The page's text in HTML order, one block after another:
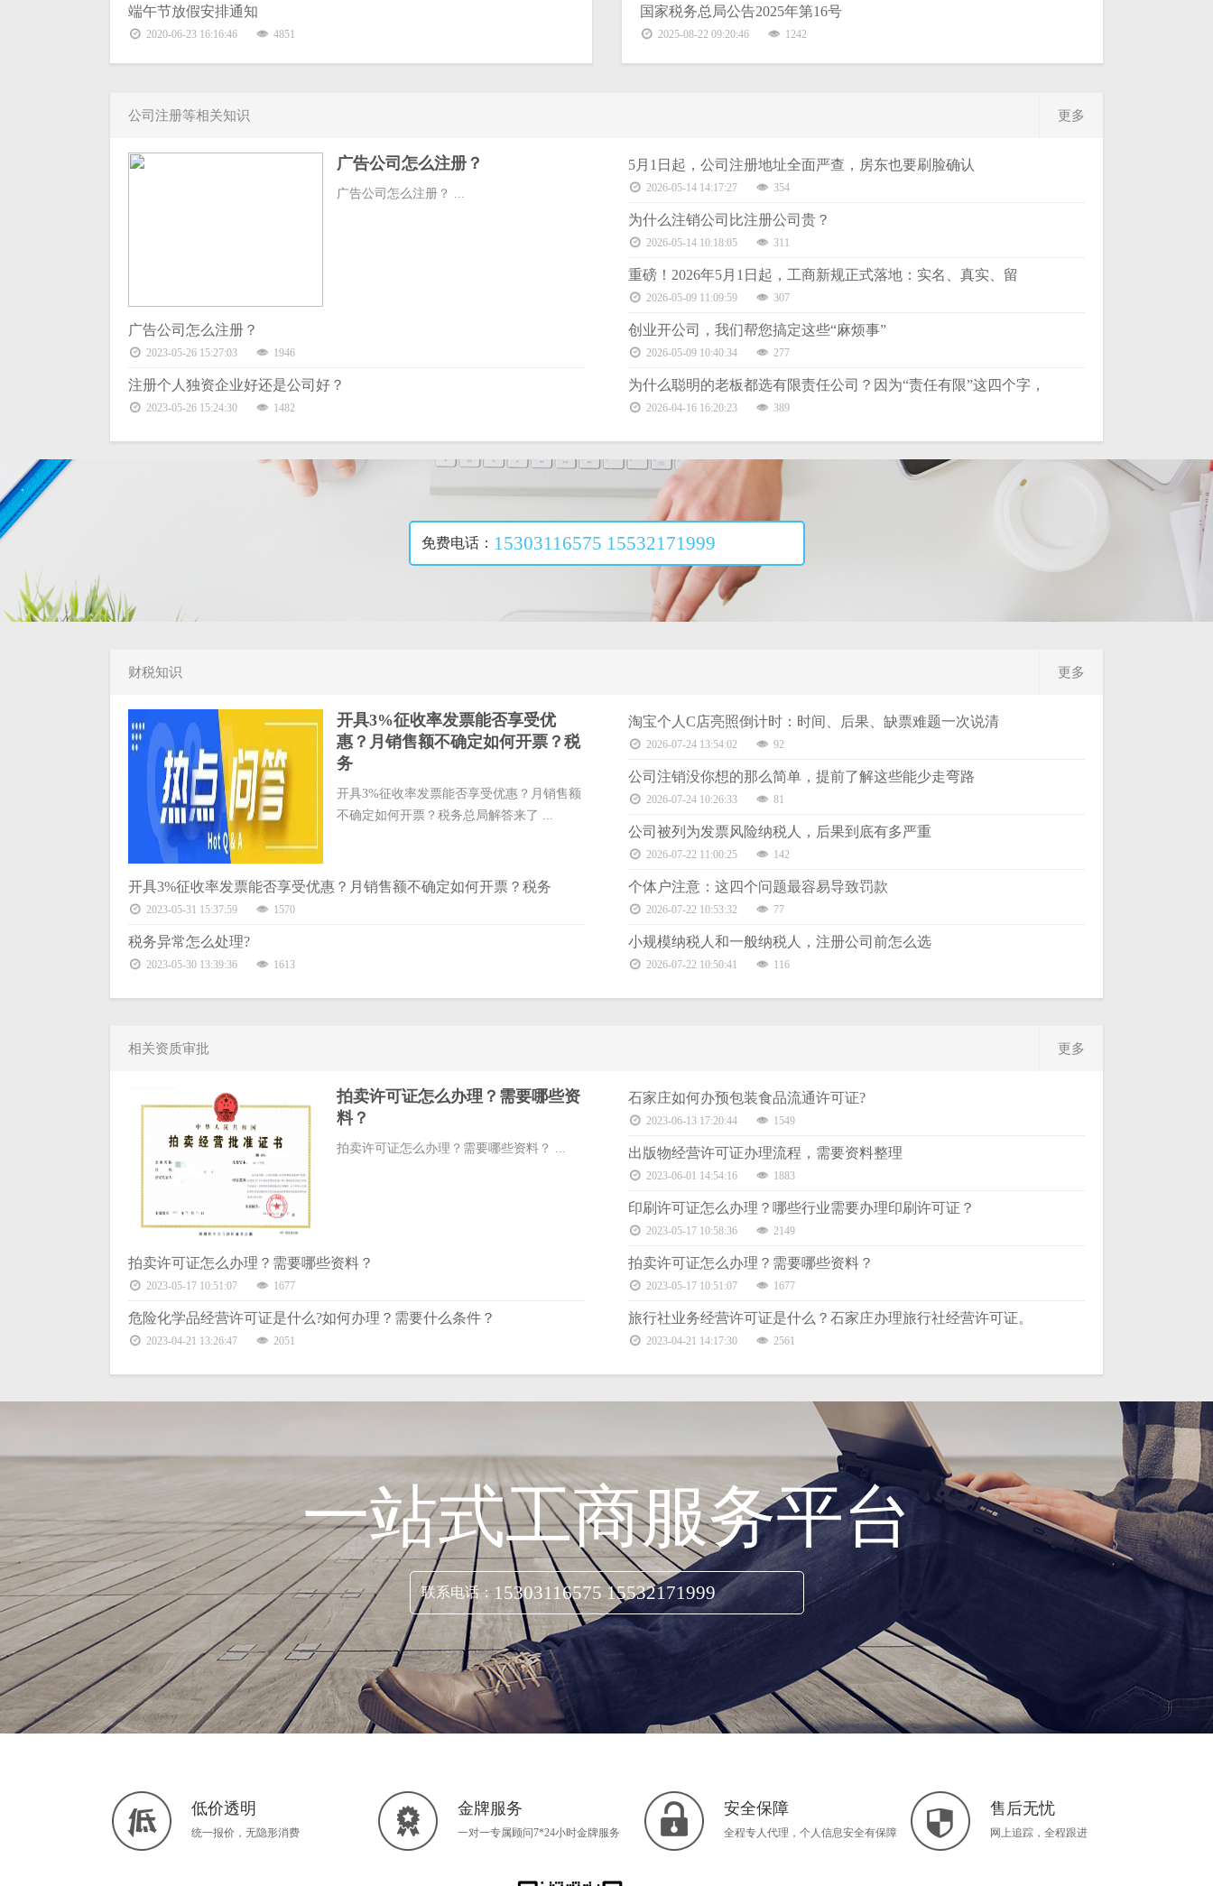
端午节放假安排通知
2020-06-23 16:16:46 4851
国家税务总局公告2025年第16号
2025-08-22 09:20:46 1242
公司注册等相关知识 更多
广告公司怎么注册？
广告公司怎么注册？ ...
广告公司怎么注册？
2023-05-26 15:27:03 1946
注册个人独资企业好还是公司好？
2023-05-26 15:24:30 1482
5月1日起，公司注册地址全面严查，房东也要刷脸确认
2026-05-14 14:17:27 354
为什么注销公司比注册公司贵？
2026-05-14 10:18:05 311
重磅！2026年5月1日起，工商新规正式落地：实名、真实、留
2026-05-09 11:09:59 307
创业开公司，我们帮您搞定这些“麻烦事”
2026-05-09 10:40:34 277
为什么聪明的老板都选有限责任公司？因为“责任有限”这四个字，
2026-04-16 16:20:23 389
免费电话： 15303116575 15532171999
立即咨询
财税知识 更多
开具3%征收率发票能否享受优
惠？月销售额不确定如何开票？税
务
开具3%征收率发票能否享受优惠？月销售额
不确定如何开票？税务总局解答来了 ...
开具3%征收率发票能否享受优惠？月销售额不确定如何开票？税务
2023-05-31 15:37:59 1570
税务异常怎么处理?
2023-05-30 13:39:36 1613
淘宝个人C店亮照倒计时：时间、后果、缺票难题一次说清
2026-07-24 13:54:02 92
公司注销没你想的那么简单，提前了解这些能少走弯路
2026-07-24 10:26:33 81
公司被列为发票风险纳税人，后果到底有多严重
2026-07-22 11:00:25 142
个体户注意：这四个问题最容易导致罚款
2026-07-22 10:53:32 77
小规模纳税人和一般纳税人，注册公司前怎么选
2026-07-22 10:50:41 116
相关资质审批 更多
拍卖许可证怎么办理？需要哪些资
料？
拍卖许可证怎么办理？需要哪些资料？ ...
拍卖许可证怎么办理？需要哪些资料？
2023-05-17 10:51:07 1677
危险化学品经营许可证是什么?如何办理？需要什么条件？
2023-04-21 13:26:47 2051
石家庄如何办预包装食品流通许可证?
2023-06-13 17:20:44 1549
出版物经营许可证办理流程，需要资料整理
2023-06-01 14:54:16 1883
印刷许可证怎么办理？哪些行业需要办理印刷许可证？
2023-05-17 10:58:36 2149
拍卖许可证怎么办理？需要哪些资料？
2023-05-17 10:51:07 1677
旅行社业务经营许可证是什么？石家庄办理旅行社经营许可证。
2023-04-21 14:17:30 2561
一站式工商服务平台
联系电话： 15303116575 15532171999
立即咨询
低价透明
统一报价，无隐形消费
金牌服务
一对一专属顾问7*24小时金牌服务
安全保障
全程专人代理，个人信息安全有保障
售后无忧
网上追踪，全程跟进